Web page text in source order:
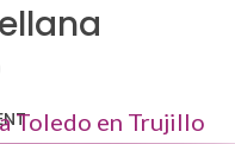
Toledo en Trujillo